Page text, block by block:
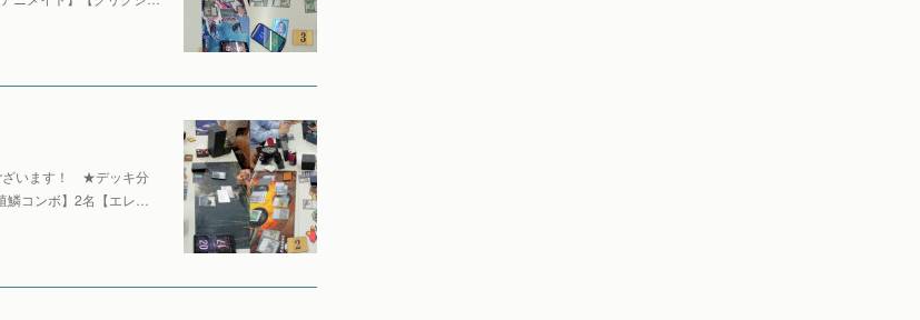
ざいます！ ★デッキ分
コンボ】2名【エレ…